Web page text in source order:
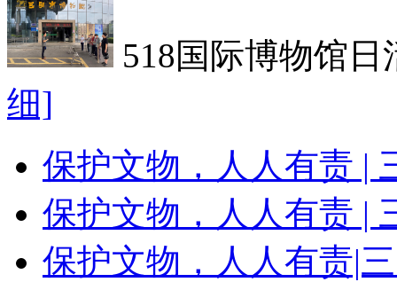
518国际博物馆
细]
保护文物，人人有责 |
保护文物，人人有责 |
保护文物，人人有责|